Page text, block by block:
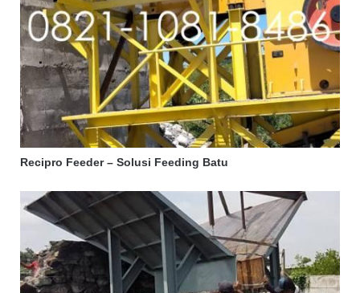
Recipro Feeder – Solusi Feeding Batu